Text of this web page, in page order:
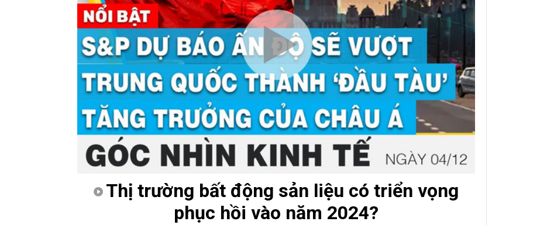
Thị trường bất động sản liệu có triển vọng
phục hồi vào năm 2024?